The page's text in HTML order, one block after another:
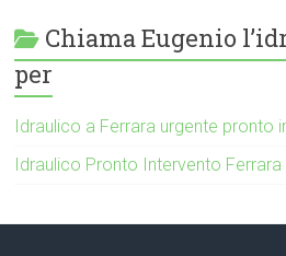
Chiama Eugenio
per
Idraulico a Ferrara urgente pronto
Idraulico Pronto Intervento Ferrara